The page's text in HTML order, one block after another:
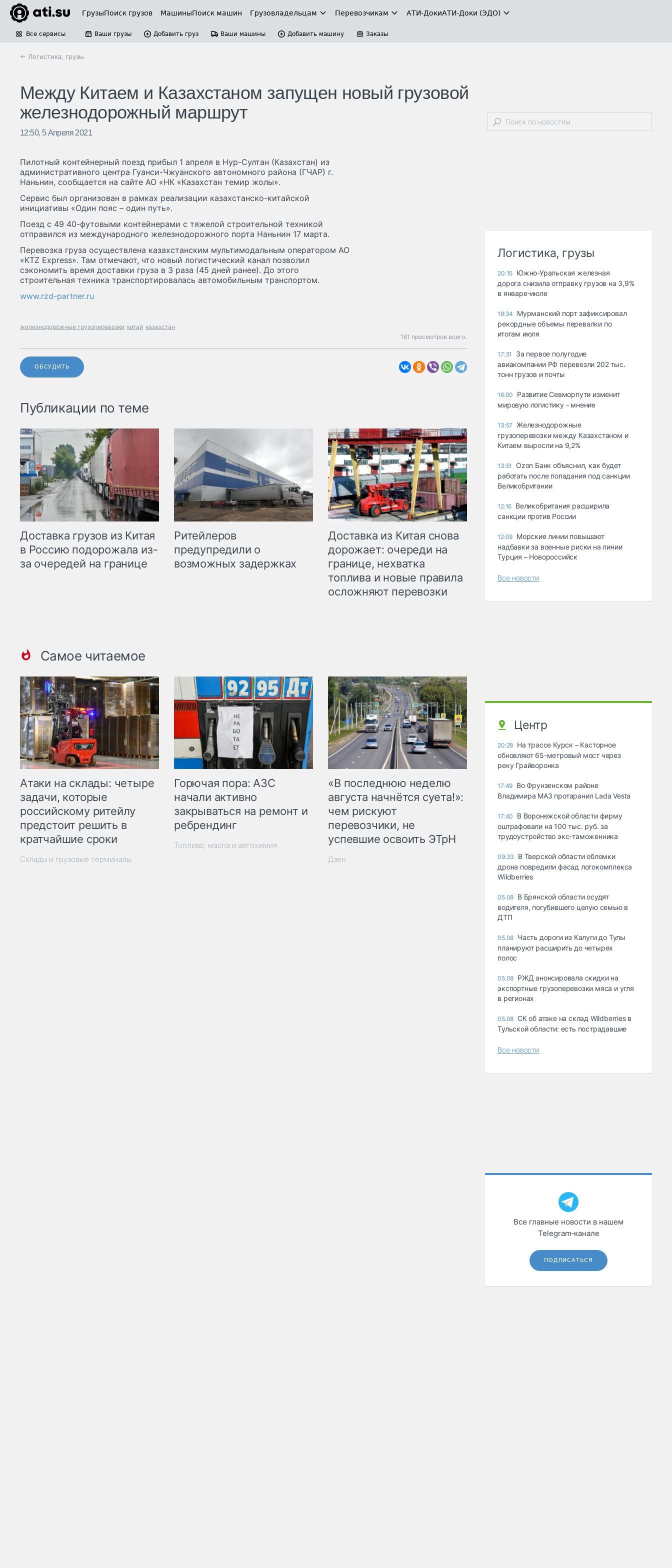
ГрузыПоиск грузов МашиныПоиск машин Грузовладельцам Перевозчикам АТИ-ДокиАТИ-Доки (ЭДО)
Все сервисы Ваши грузы Добавить груз Ваши машины Добавить машину Заказы
← Логистика, грузы
Между Китаем и Казахстаном запущен новый грузовой
железнодорожный маршрут
12:50, 5 Апреля 2021
Пилотный контейнерный поезд прибыл 1 апреля в Нур-Султан (Казахстан) из
административного центра Гуанси-Чжуанского автономного района (ГЧАР) г.
Наньнин, сообщается на сайте АО «НК «Казахстан темир жолы».
Сервис был организован в рамках реализации казахстанско-китайской
инициативы «Один пояс – один путь».
Поезд с 49 40-футовыми контейнерами с тяжелой строительной техникой
отправился из международного железнодорожного порта Наньнин 17 марта.
Перевозка груза осуществлена казахстанским мультимодальным оператором АО
«KTZ Express». Там отмечают, что новый логистический канал позволил
сэкономить время доставки груза в 3 раза (45 дней ранее). До этого
строительная техника транспортировалась автомобильным транспортом.
www.rzd-partner.ru
железнодорожные грузоперевозки китай казахстан
161 просмотров всего.
ОБСУДИТЬ
Публикации по теме
Доставка грузов из Китая
в Россию подорожала из-
за очередей на границе
Ритейлеров
предупредили о
возможных задержках
Доставка из Китая снова
дорожает: очереди на
границе, нехватка
топлива и новые правила
осложняют перевозки
Самое читаемое
Атаки на склады: четыре
задачи, которые
российскому ритейлу
предстоит решить в
кратчайшие сроки
Склады и грузовые терминалы
Горючая пора: АЗС
начали активно
закрываться на ремонт и
ребрендинг
Топливо, масла и автохимия
«В последнюю неделю
августа начнётся суета!»:
чем рискуют
перевозчики, не
успевшие освоить ЭТрН
Дзен
Логистика, грузы
20:15 Южно-Уральская железная
дорога снизила отправку грузов на 3,9%
в январе-июле
19:34
Мурманский порт зафиксировал
рекордные объемы перевалки по
итогам июля
17:31
За первое полугодие
авиакомпании РФ перевезли 202 тыс.
тонн грузов и почты
16:00
Развитие Севморпути изменит
мировую логистику - мнение
13:57
Железнодорожные
грузоперевозки между Казахстаном и
Китаем выросли на 9,2%
13:51
Ozon Банк объяснил, как будет
работать после попадания под санкции
Великобритании
12:16 Великобритания расширила
санкции против России
12:09 Морские линии повышают
надбавки за военные риски на линии
Турция – Новороссийск
Все новости
Центр
20:28 На трассе Курск – Касторное
обновляют 65-метровый мост через
реку Грайворонка
17:49 Во Фрунзенском районе
Владимира МАЗ протаранил Lada Vesta
17:40
В Воронежской области фирму
оштрафовали на 100 тыс. руб. за
трудоустройство экс-таможенника
09:33
В Тверской области обломки
дрона повредили фасад логокомплекса
Wildberries
05.08 В Брянской области осудят
водителя, погубившего целую семью в
ДТП
05.08 Часть дороги из Калуги до Тулы
планируют расширить до четырех
полос
05.08 РЖД анонсировала скидки на
экспортные грузоперевозки мяса и угля
в регионах
05.08 СК об атаке на склад Wildberries в
Тульской области: есть пострадавшие
Все новости
Все главные новости в нашем
Telegram‑канале
ПОДПИСАТЬСЯ